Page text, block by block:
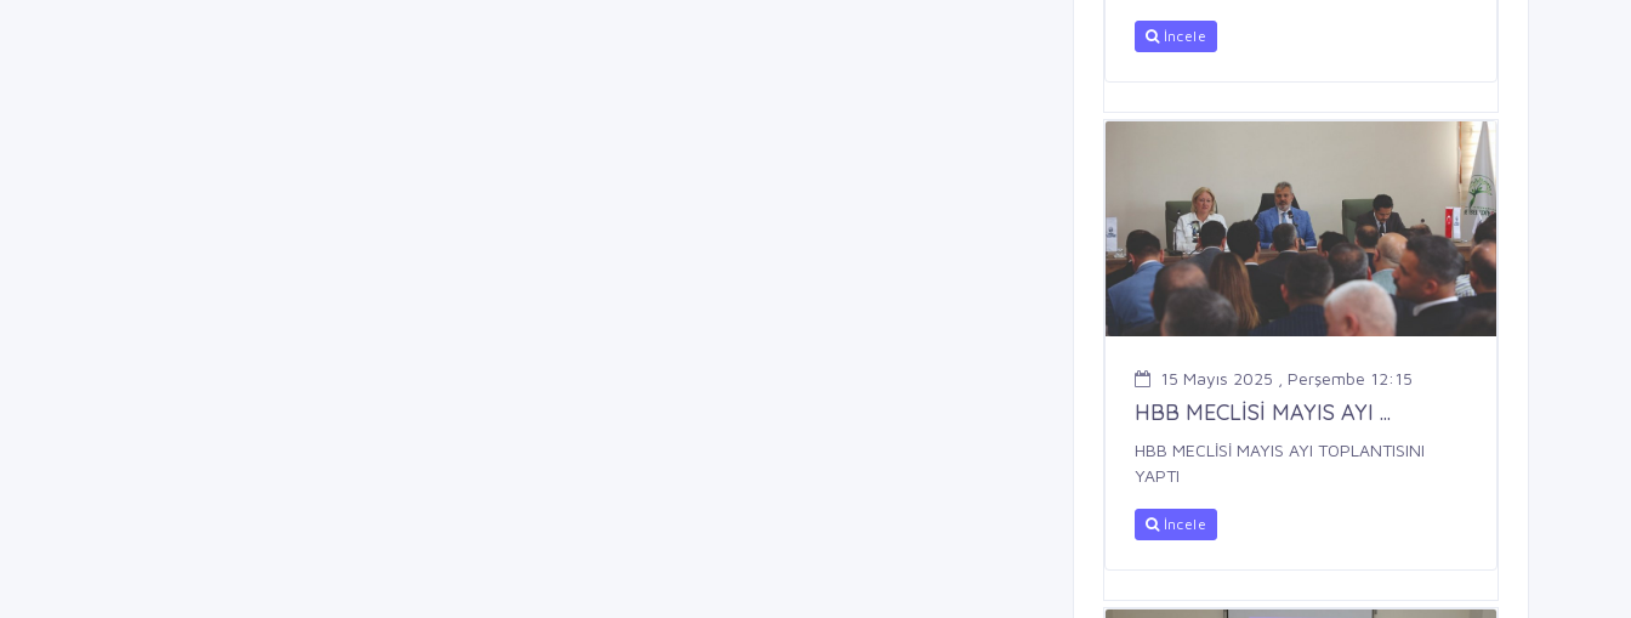
İncele
15 Mayıs 2025 , Perşembe 12:15
HBB MECLİSİ MAYIS AYI ...
HBB MECLİSİ MAYIS AYI TOPLANTISINI
YAPTI
İncele